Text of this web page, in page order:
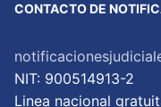
CONTACTO DE
NIT: 900514913-2
Linea nacional